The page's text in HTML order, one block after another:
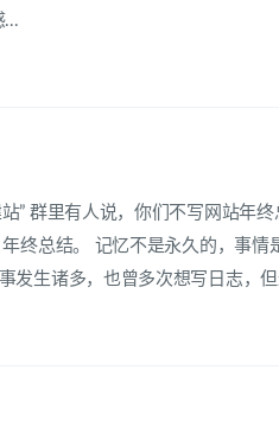
...
” 群里有人说，你们不写网站年
终总结。 记忆不是永久的，事情
发生诸多，也曾多次想写日志，